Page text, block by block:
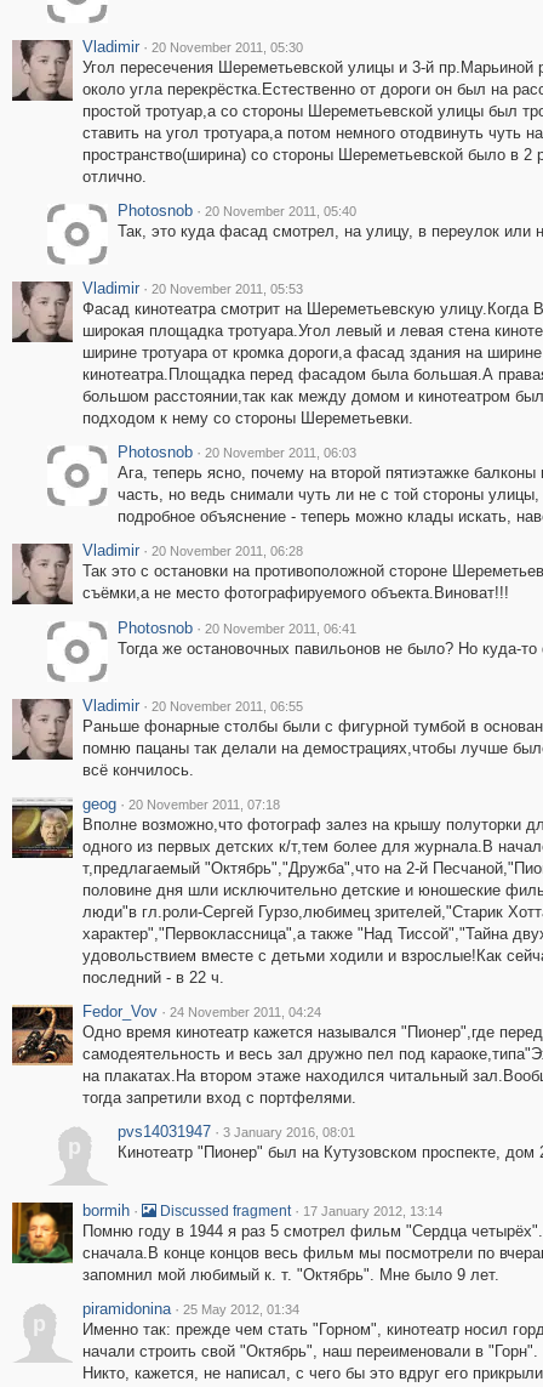
Vladimir · 20 November 2011, 05:30
Угол пересечения Шереметьевской улицы и 3-й
около угла перекрёстка.Естественно от дороги он был на
простой тротуар,а со стороны Шереметьевской улицы был
ставить на угол тротуара,а потом немного отодвинуть чуть
пространство(ширина) со стороны Шереметьевской было в
отлично.
Photosnob · 20 November 2011, 05:40
Так, это куда фасад смотрел, на улицу, в переулок или
Vladimir · 20 November 2011, 05:53
Фасад кинотеатра смотрит на Шереметьевскую улицу.Когда
широкая площадка тротуара.Угол левый и левая стена
ширине тротуара от кромка дороги,а фасад здания на
кинотеатра.Площадка перед фасадом была большая.А
большом расстоянии,так как между домом и кинотеатром
подходом к нему со стороны Шереметьевки.
Photosnob · 20 November 2011, 06:03
Ага, теперь ясно, почему на второй пятиэтажке
часть, но ведь снимали чуть ли не с той стороны
подробное объяснение - теперь можно клады искать,
Vladimir · 20 November 2011, 06:28
Так это с остановки на противоположной стороне
съёмки,а не место фотографируемого объекта.Виноват!!!
Photosnob · 20 November 2011, 06:41
Тогда же остановочных павильонов не было? Но куда-
Vladimir · 20 November 2011, 06:55
Раньше фонарные столбы были с фигурной тумбой в
помню пацаны так делали на демострациях,чтобы лучше
всё кончилось.
geog · 20 November 2011, 07:18
Вполне возможно,что фотограф залез на крышу полуторки
одного из первых детских к/т,тем более для журнала.В
т,предлагаемый "Октябрь","Дружба",что на 2-й
половине дня шли исключительно детские и юношеские
люди"в гл.роли-Сергей Гурзо,любимец зрителей,"Старик
характер","Первоклассница",а также "Над Тиссой","Тайна
удовольствием вместе с детьми ходили и взрослые!Как
последний - в 22 ч.
Fedor_Vov · 24 November 2011, 04:24
Одно время кинотеатр кажется назывался "Пионер",где
самодеятельность и весь зал дружно пел под
на плакатах.На втором этаже находился читальный
тогда запретили вход с портфелями.
p
pvs14031947 · 3 January 2016, 08:01
Кинотеатр "Пионер" был на Кутузовском проспекте,
bormih · Discussed fragment · 17 January 2012, 13:14
Помню году в 1944 я раз 5 смотрел фильм "Сердца
сначала.В конце концов весь фильм мы посмотрели по
запомнил мой любимый к. т. "Октябрь". Мне было 9 лет.
p
piramidonina · 25 May 2012, 01:34
Именно так: прежде чем стать "Горном", кинотеатр носил
начали строить свой "Октябрь", наш переименовали в "Горн".
Никто, кажется, не написал, с чего бы это вдруг его